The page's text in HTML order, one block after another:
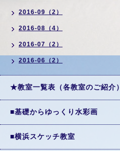
2016-09（2）
2016-08（4）
2016-07（2）
2016-06（2）
★教室一覧表（各教室のご紹介）
■基礎からゆっくり水彩画
■横浜スケッチ教室